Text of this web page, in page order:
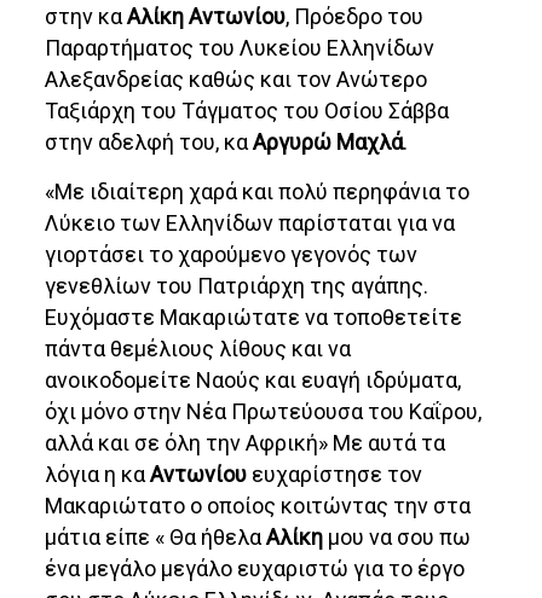
στην καΑλίκη Αντωνίου, Πρόεδρο του
Παραρτήματος του Λυκείου Ελληνίδων
Αλεξανδρείας καθώς και τον Ανώτερο
Ταξιάρχη του Τάγματος του Οσίου Σάββα
στην αδελφή του, καΑργυρώ Μαχλά.
«Με ιδιαίτερη χαρά και πολύ περηφάνια το
Λύκειο των Ελληνίδων παρίσταται για να
γιορτάσει το χαρούμενο γεγονός των
γενεθλίων του Πατριάρχη της αγάπης.
Ευχόμαστε Μακαριώτατε να τοποθετείτε
πάντα θεμέλιους λίθους και να
ανοικοδομείτε Ναούς και ευαγή ιδρύματα,
όχι μόνο στην Νέα Πρωτεύουσα του Καΐρου,
αλλά και σε όλη την Αφρική» Με αυτά τα
λόγια η καΑντωνίου ευχαρίστησε τον
Μακαριώτατο ο οποίος κοιτώντας την στα
μάτια είπε « Θα ήθελαΑλίκη μου να σου πω
ένα μεγάλο μεγάλο ευχαριστώ για το έργο